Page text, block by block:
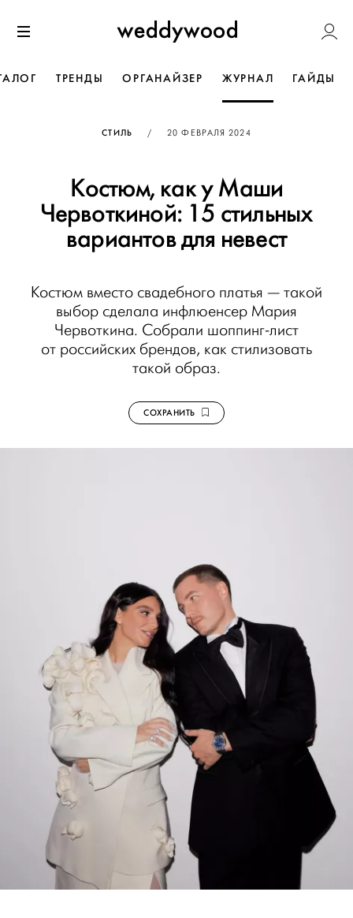
к содержанию
Weddywood
ТРЕНДЫ ОРГАНАЙЗЕР ЖУРНАЛ ГАЙДЫ
СТИЛЬ / ОПУБЛИКОВАНО
20 ФЕВРАЛЯ 2024
Костюм, как у Маши
Червоткиной: 15 стильных
вариантов для невест
Костюм вместо свадебного платья — такой
выбор сделала инфлюенсер Мария
Червоткина. Собрали шоппинг-лист
от российских брендов, как стилизовать
такой образ.
СОХРАНИТЬ